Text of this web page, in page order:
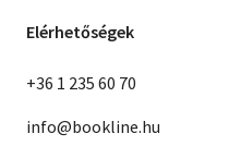
Elérhetőségek
+36 1 235 60 70
info@bookline.hu